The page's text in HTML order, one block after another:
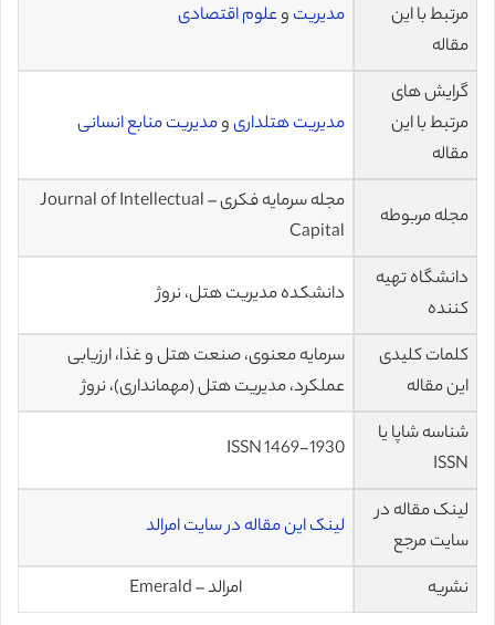
مرتبط با این
مقاله
مدیریت وعلوم اقتصادی
گرایش های
مرتبط با این
مقاله
مدیریت هتلداریومدیریت منابع انسانی
مجله مربوطه
مجله سرمایه فکری – Journal of Intellectual
Capital
دانشگاه تهیه
کننده
دانشکده مدیریت هتل، نروژ
کلمات کلیدی
این مقاله
سرمایه معنوی، صنعت هتل و غذا، ارزیابی
عملکرد، مدیریت هتل (مهمانداری)، نروژ
شناسه شاپا یا
ISSN
ISSN 1469-1930
لینک مقاله در
سایت مرجع
لینک این مقاله در سایت امرالد
نشریه امرالد – Emerald